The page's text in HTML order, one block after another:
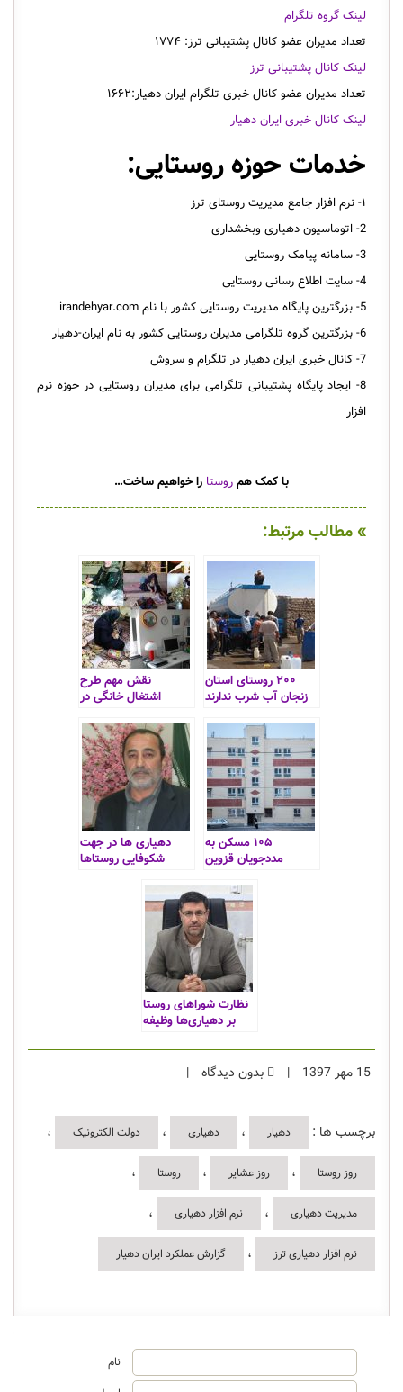
لینک گروه تلگرام
تعداد مدیران عضو کانال پشتیبانی ترز: ۱۷۷۴
لینک کانال پشتیبانی ترز
تعداد مدیران عضو کانال خبری تلگرام ایران دهیار:۱۶۶۲
لینک کانال خبری ایران دهیار
خدمات حوزه روستایی:
۱- نرم افزار جامع مدیریت روستای ترز
2- اتوماسیون دهیاری وبخشداری
3- سامانه پیامک روستایی
4- سایت اطلاع رسانی روستایی
5- بزرگترین پایگاه مدیریت روستایی کشور با نام irandehyar.com
6- بزرگترین گروه تلگرامی مدیران روستایی کشور به نام ایران-دهیار
7- کانال خبری ایران دهیار در تلگرام و سروش
8- ایجاد پایگاه پشتیبانی تلگرامی برای مدیران روستایی در حوزه نرم
افزار
با کمک همروستا را خواهیم ساخت…
» مطالب مرتبط:
۲۰۰ روستای استان
زنجان آب شرب ندارند
نقش مهم طرح
اشتغال خانگی در
روستائیان
۱۰۵ مسکن به
مددجویان قزوین
دهیاری ها در جهت
شکوفایی روستاها
نظارت شوراهای روستا
بر دهیاری‌ها وظیفه
15 مهر 1397 | بدون دیدگاه |
برچسب ها : دهیار ، دهیاری ، دولت الکترونیک ،
روز روستا ، روز عشایر ، روستا ،
مدیریت دهیاری ، نرم افزار دهیاری ،
نرم افزار دهیاری ترز ، گزارش عملکرد ایران دهیار
نام